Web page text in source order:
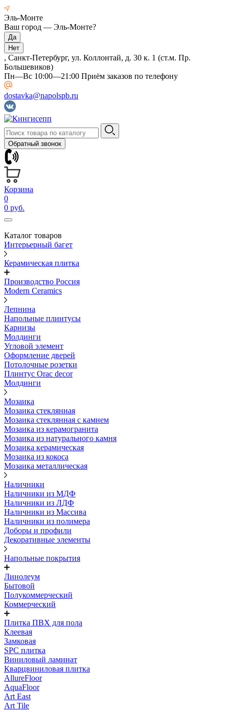
Эль-Монте
Ваш город — Эль-Монте?
, Санкт-Петербург, ул. Коллонтай, д. 30 к. 1 (ст.м. Пр.
Большевиков)
Пн—Вс 10:00—21:00 Приём заказов по телефону
dostavka@napolspb.ru
Обратный звонок
Корзина
0
0 руб.
Каталог товаров
Интерьерный багет
Керамическая плитка
Производство Россия
Modern Ceramics
Лепнина
Напольные плинтусы
Карнизы
Молдинги
Угловой элемент
Оформление дверей
Потолочные розетки
Плинтус Orac decor
Молдинги
Мозаика
Мозаика стеклянная
Мозаика стеклянная с камнем
Мозаика из керамогранита
Мозаика из натурального камня
Мозаика керамическая
Мозаика из кокоса
Мозаика металлическая
Наличники
Наличники из МДФ
Наличники из ЛДФ
Наличники из Массива
Наличники из полимера
Доборы и профили
Декоративные элементы
Напольные покрытия
Линолеум
Бытовой
Полукоммерческий
Коммерческий
Плитка ПВХ для пола
Клеевая
Замковая
SPC плитка
Виниловый ламинат
Кварцвиниловая плитка
AllureFloor
AquaFloor
Art East
Art Tile